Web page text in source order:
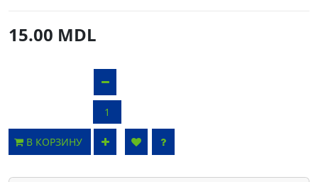
15.00 MDL
В КОРЗИНУ